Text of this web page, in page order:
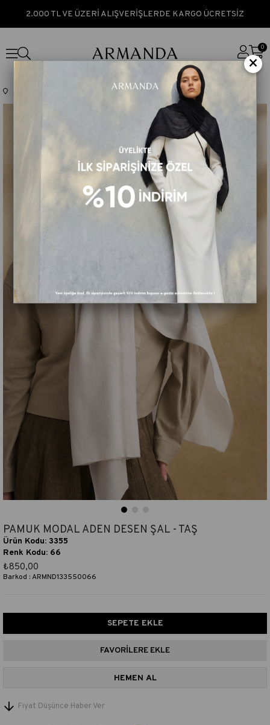
2.000 TL VE ÜZERİ ALIŞVERİŞLERDE KARGO ÜCRETSİZ
0
Anasayfa PAMUK MODAL ADEN DESEN ŞAL - TAŞ
PAMUK MODAL ADEN DESEN ŞAL - TAŞ
Ürün Kodu: 3355
Renk Kodu: 66
₺850,00
Barkod :ARMND133550066
FAVORILERE EKLE
Fiyat Düşünce Haber Ver
×